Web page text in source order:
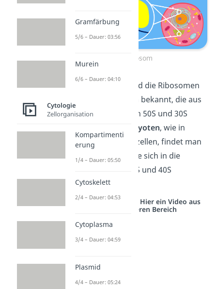
Ribosom
InProkaryoten
sind die Ribosomen
bekannt, die aus
den Untereinheiten 50S und 30S
Eukaryoten, wie in
Pflanzen- und Tierzellen, findet man
80S-Ribosomen
, die sich in die
Untereinheiten 60S und 40S
aufteilen.
Studyflix vernetzt: Hier ein Video aus
einem anderen Bereich
Gramfärbung
5/6 – Dauer: 03:56
Murein
6/6 – Dauer: 04:10
Cytologie
Zellorganisation
Kompartimenti
erung
1/4 – Dauer: 05:50
Cytoskelett
2/4 – Dauer: 04:53
Cytoplasma
3/4 – Dauer: 04:59
Plasmid
4/4 – Dauer: 05:24